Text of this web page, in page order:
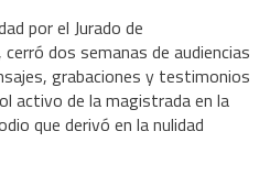
por el Jurado de
dos semanas de audiencias
grabaciones y testimonios
activo de la magistrada en la
que derivó en la nulidad